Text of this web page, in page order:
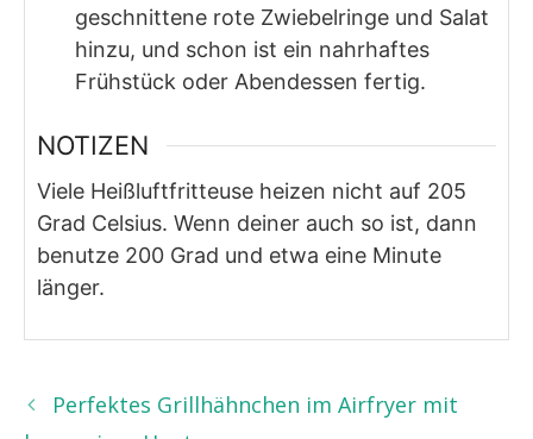
geschnittene rote Zwiebelringe und Salat
hinzu, und schon ist ein nahrhaftes
Frühstück oder Abendessen fertig.
NOTIZEN
Viele Heißluftfritteuse heizen nicht auf 205
Grad Celsius. Wenn deiner auch so ist, dann
benutze 200 Grad und etwa eine Minute
länger.
Perfektes Grillhähnchen im Airfryer mit